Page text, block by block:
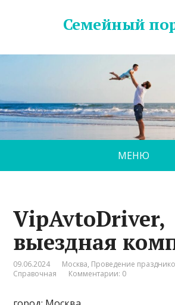
Семейный
МЕНЮ
VipAvtoDriver,
выездная
09.06.2024 Москва, Проведение
Справочная
Комментарии: 0